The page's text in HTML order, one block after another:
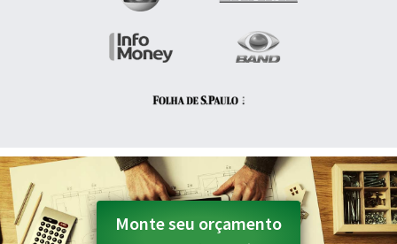
Monte seu orçamento